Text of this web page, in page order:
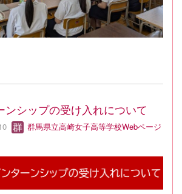
ンシップの受け入れについて
群馬県立高崎女子高等学校Webページ